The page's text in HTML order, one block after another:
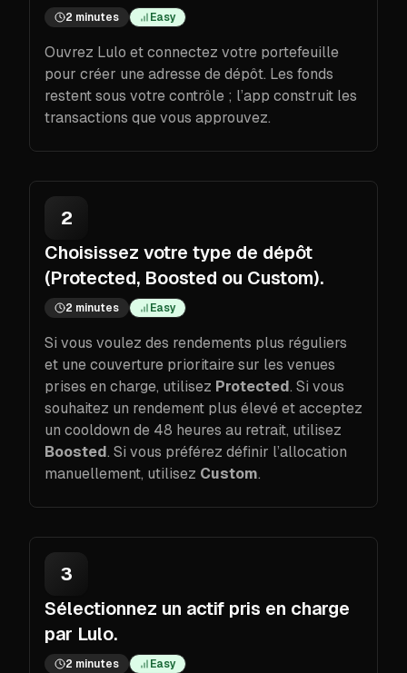
2 minutes Easy
Ouvrez Lulo et connectez votre portefeuille
pour créer une adresse de dépôt. Les fonds
restent sous votre contrôle ; l’app construit les
transactions que vous approuvez.
2
Choisissez votre type de dépôt
(Protected, Boosted ou Custom).
2 minutes Easy
Si vous voulez des rendements plus réguliers
et une couverture prioritaire sur les venues
prises en charge, utilisez Protected. Si vous
souhaitez un rendement plus élevé et acceptez
un cooldown de 48 heures au retrait, utilisez
Boosted. Si vous préférez définir l’allocation
manuellement, utilisez Custom.
3
Sélectionnez un actif pris en charge
par Lulo.
2 minutes Easy